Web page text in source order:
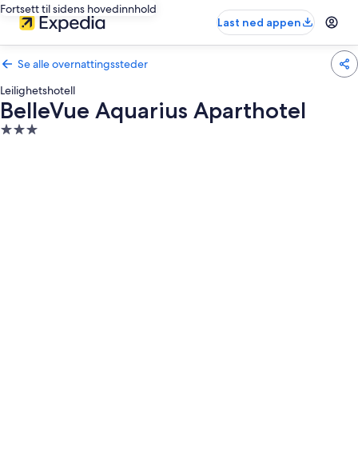
Fortsett til sidens hovedinnhold
Last ned appen
Se alle overnattingssteder
Leilighetshotell
BelleVue Aquarius Aparthotel
Overnattingssted